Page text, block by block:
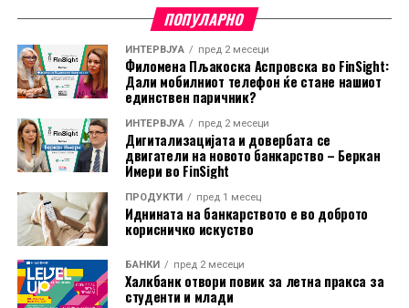
ПОПУЛАРНО
ИНТЕРВЈУА пред 2 месеци
Филомена Пљакоска Аспровска во FinSight:
Дали мобилниот телефон ќе стане нашиот
единствен паричник?
ИНТЕРВЈУА пред 2 месеци
Дигитализацијата и довербата се
двигатели на новото банкарство – Беркан
Имери во FinSight
ПРОДУКТИ пред 1 месец
Иднината на банкарството е во доброто
корисничко искуство
БАНКИ пред 2 месеци
Халкбанк отвори повик за летна пракса за
студенти и млади